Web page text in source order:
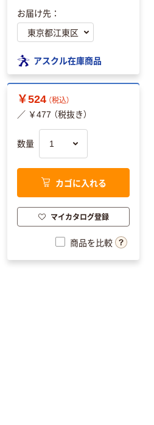
お届け先：
アスクル在庫商品
￥524 （税込）
／ ￥477 （税抜き）
数量
カゴに入れる
マイカタログ登録
商品を比較